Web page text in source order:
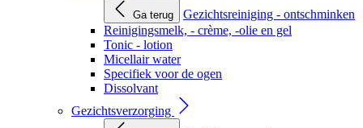
Ga terug
Gezichtsreiniging - ontschminken
Reinigingsmelk, - crème, -olie en gel
Tonic - lotion
Micellair water
Specifiek voor de ogen
Dissolvant
Gezichtsverzorging